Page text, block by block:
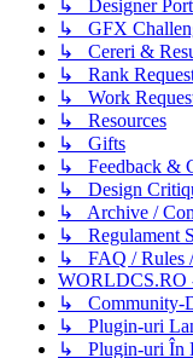
↳ Designer
↳ GFX
↳ Cereri &
↳ Rank
↳ Work
↳ Resources
↳ Gifts
↳ Feedback &
↳ Design
↳ Archive /
↳ Regulament
↳ FAQ / Rules
↳ Community-
↳ Plugin-uri
↳ Plugin-uri În